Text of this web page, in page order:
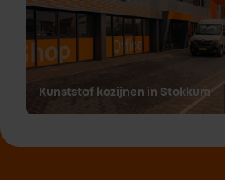
Kunststof kozijnen in Stokkum